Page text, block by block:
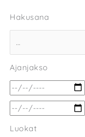
Hakusana
Ajanjakso
Luokat